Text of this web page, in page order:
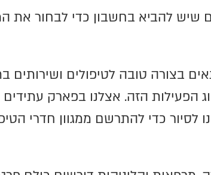
שיש להביא בחשבון כדי לבחור את
בצורה טובה לטיפולים ושירותים
הפעילות הזה. אצלנו בפארק
לסיור כדי להתרשם ממגוון חדרי